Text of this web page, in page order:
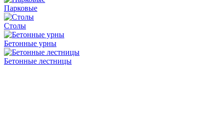
Парковые
Столы
Бетонные урны
Бетонные лестницы